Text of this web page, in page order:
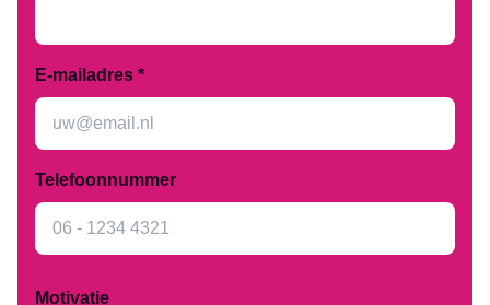
E-mailadres *
Telefoonnummer
Motivatie